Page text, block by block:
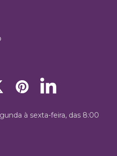
à sexta-feira, das 8:00